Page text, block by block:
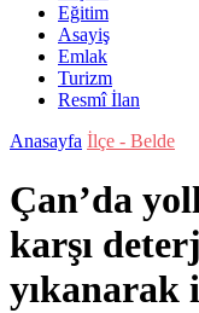
Eğitim
Asayiş
Emlak
Turizm
Resmî İlan
Anasayfa İlçe - Belde
Çan’da
karşı
yıkanarak